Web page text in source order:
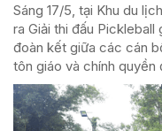
Sáng 17/5, tại Khu du
ra Giải thi đấu Pickleball
đoàn kết giữa các cán
tôn giáo và chính quyền